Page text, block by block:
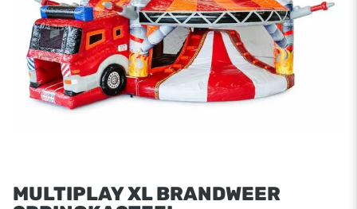
MULTIPLAY XL BRANDWEER